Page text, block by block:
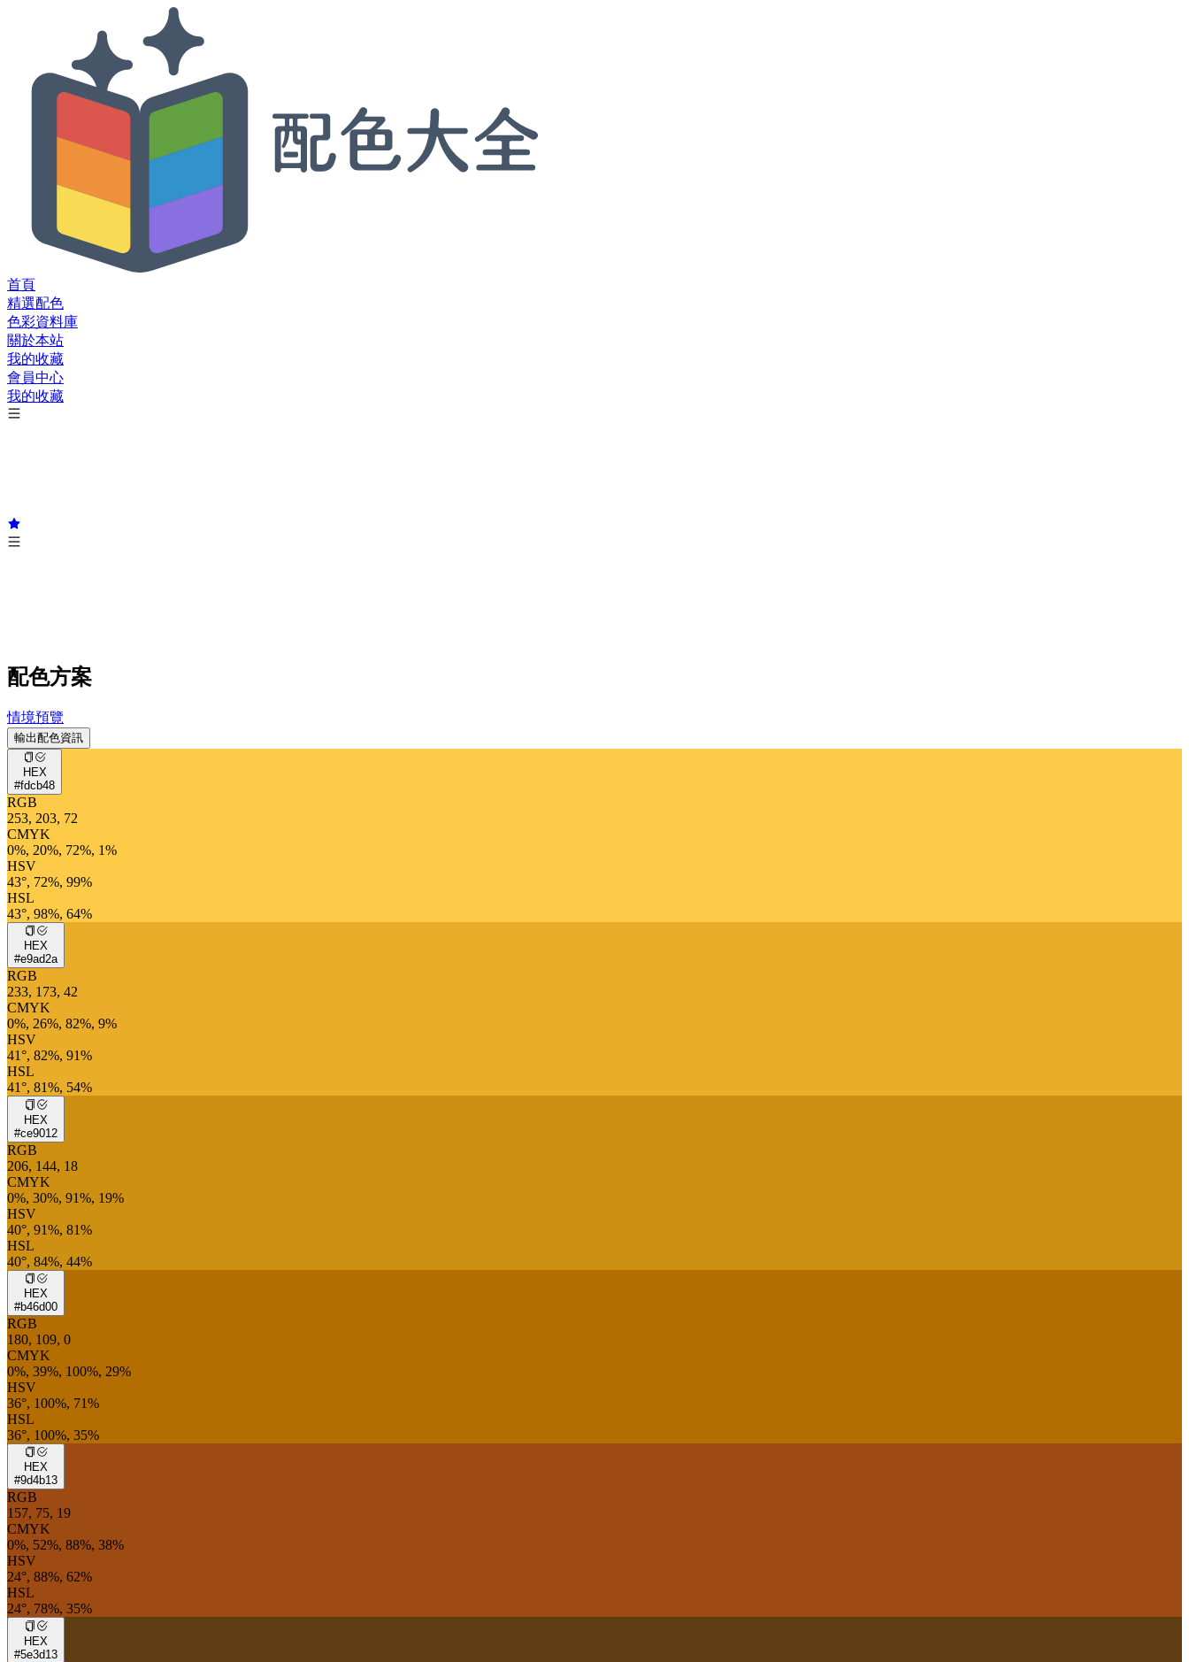
首頁
精選配色
色彩資料庫
關於本站
我的收藏
會員中心
我的收藏
配色方案
情境預覽
輸出配色資訊
HEX
#fdcb48
RGB
253, 203, 72
CMYK
0%, 20%, 72%, 1%
HSV
43°, 72%, 99%
HSL
43°, 98%, 64%
HEX
#e9ad2a
RGB
233, 173, 42
CMYK
0%, 26%, 82%, 9%
HSV
41°, 82%, 91%
HSL
41°, 81%, 54%
HEX
#ce9012
RGB
206, 144, 18
CMYK
0%, 30%, 91%, 19%
HSV
40°, 91%, 81%
HSL
40°, 84%, 44%
HEX
#b46d00
RGB
180, 109, 0
CMYK
0%, 39%, 100%, 29%
HSV
36°, 100%, 71%
HSL
36°, 100%, 35%
HEX
#9d4b13
RGB
157, 75, 19
CMYK
0%, 52%, 88%, 38%
HSV
24°, 88%, 62%
HSL
24°, 78%, 35%
HEX
#5e3d13